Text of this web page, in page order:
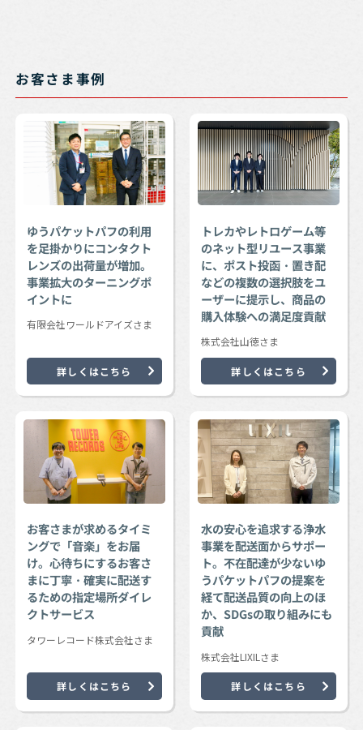
お客さま事例
ゆうパケットパフの利用
を足掛かりにコンタクト
レンズの出荷量が増加。
事業拡大のターニングポ
イントに
有限会社ワールドアイズさま
詳しくはこちら
トレカやレトロゲーム等
のネット型リユース事業
に、ポスト投函・置き配
などの複数の選択肢をユ
ーザーに提示し、商品の
購入体験への満足度貢献
株式会社山徳さま
詳しくはこちら
お客さまが求めるタイミ
ングで「音楽」をお届
け。心待ちにするお客さ
まに丁寧・確実に配送す
るための指定場所ダイレ
クトサービス
タワーレコード株式会社さま
詳しくはこちら
水の安心を追求する浄水
事業を配送面からサポー
ト。不在配達が少ないゆ
うパケットパフの提案を
経て配送品質の向上のほ
か、SDGsの取り組みにも
貢献
株式会社LIXILさま
詳しくはこちら